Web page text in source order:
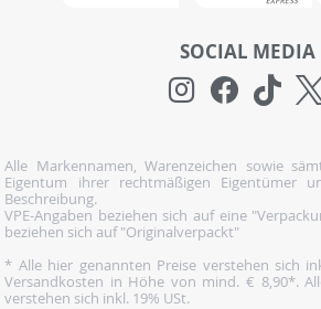
SOCIAL MEDIA
Alle Markennamen, Warenzeichen sowie
Eigentum ihrer rechtmäßigen Eigentümer
Beschreibung.
VPE-Angaben beziehen sich auf eine
beziehen sich auf "Originalverpackt"
* Alle hier genannten Preise verstehen sich
Versandkosten in Höhe von mind. € 8,90*.
verstehen sich inkl. 19% USt.